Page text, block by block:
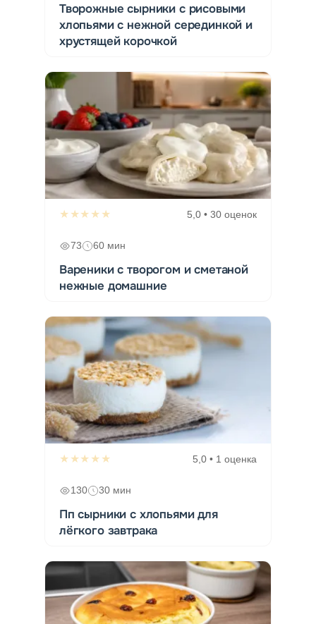
Творожные сырники с рисовыми
хлопьями с нежной серединкой и
хрустящей корочкой
★★★★★ 5,0 • 30 оценок
73 60 мин
Вареники с творогом и сметаной
нежные домашние
★★★★★ 5,0 • 1 оценка
130 30 мин
Пп сырники с хлопьями для
лёгкого завтрака